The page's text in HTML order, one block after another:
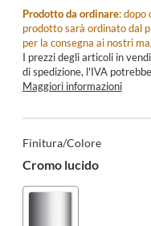
Prodotto da ordinare: dopo
prodotto sarà ordinato dal
per la consegna ai nostri
I prezzi degli articoli in
di spedizione, l'IVA
Maggiori informazioni
Specifiche
Tecniche
Finitura/Colore
Cromo lucido